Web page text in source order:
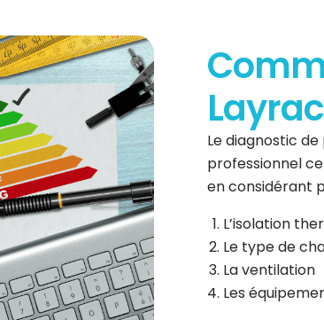
Le diagnostic
professionnel
en considérant
L’isolation
Le type de
La ventilation
Les